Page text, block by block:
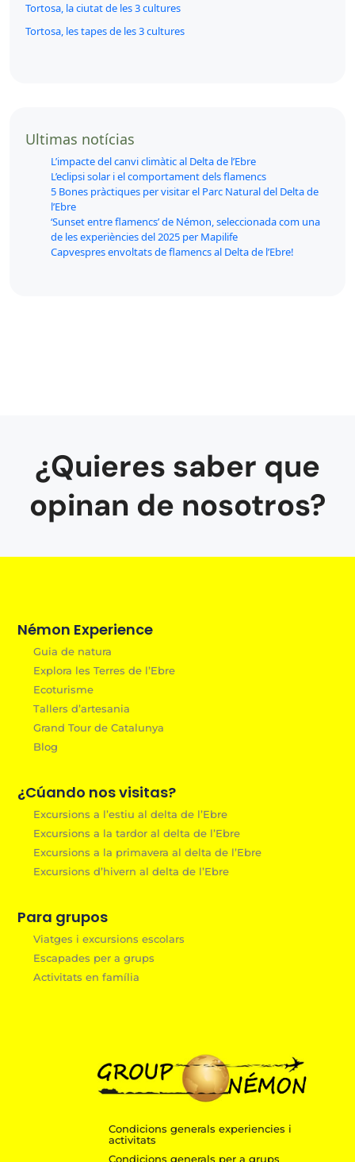
Tortosa, la ciutat de les 3 cultures
Tortosa, les tapes de les 3 cultures
Ultimas notícias
L’impacte del canvi climàtic al Delta de l’Ebre
L’eclipsi solar i el comportament dels flamencs
5 Bones pràctiques per visitar el Parc Natural del Delta de
l’Ebre
‘Sunset entre flamencs’ de Némon, seleccionada com una
de les experiències del 2025 per Mapilife
Capvespres envoltats de flamencs al Delta de l’Ebre!
¿Quieres saber que
opinan de nosotros?
Némon Experience
Guia de natura
Explora les Terres de l’Ebre
Ecoturisme
Tallers d’artesania
Grand Tour de Catalunya
Blog
¿Cúando nos visitas?
Excursions a l’estiu al delta de l’Ebre
Excursions a la tardor al delta de l’Ebre
Excursions a la primavera al delta de l’Ebre
Excursions d’hivern al delta de l’Ebre
Para grupos
Viatges i excursions escolars
Escapades per a grups
Activitats en família
Condicions generals experiencies i
activitats
Condicions generals per a grups